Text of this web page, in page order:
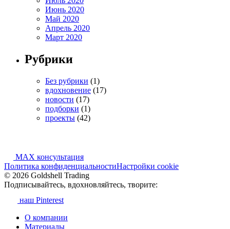
Июнь 2020
Май 2020
Апрель 2020
Март 2020
Рубрики
Без рубрики (1)
вдохновение (17)
новости (17)
подборки (1)
проекты (42)
MAX консультация
Политика конфиденциальностиНастройки cookie
© 2026 Goldshell Trading
Подписывайтесь, вдохновляйтесь, творите:
наш Pinterest
О компании
Материалы